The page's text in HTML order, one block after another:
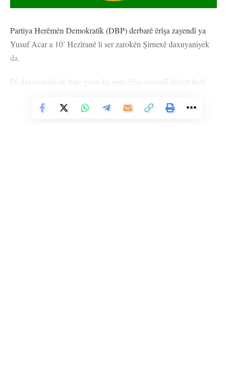
Partiya Herêmên Demokratîk (DBP) derbarê êrîşa zayendî ya
Yusuf Acar a 10’ Hezîranê li ser zarokên Şirnexê daxuyaniyek
da.
Di daxuyaniyê de hate gotin ku piştî êrîşa zayendî derket holê
gotin: “Ev berteka mafdar a civakê îfadeya berpirsiyariya civakî
Vê Nûçeyê Bixwîne